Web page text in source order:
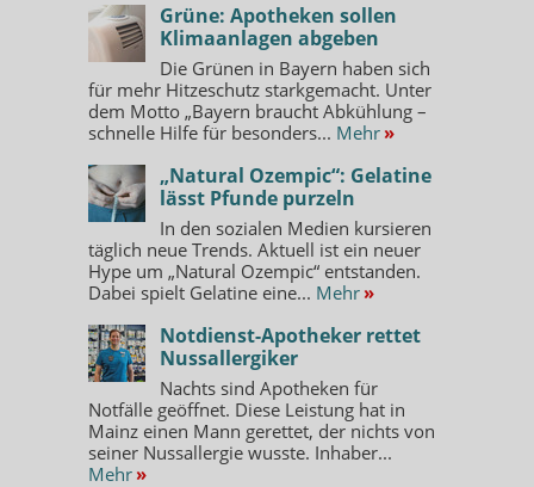
Grüne: Apotheken sollen
Klimaanlagen abgeben
Die Grünen in Bayern haben sich
für mehr Hitzeschutz starkgemacht. Unter
dem Motto „Bayern braucht Abkühlung –
schnelle Hilfe für besonders... Mehr »
„Natural Ozempic“: Gelatine
lässt Pfunde purzeln
In den sozialen Medien kursieren
täglich neue Trends. Aktuell ist ein neuer
Hype um „Natural Ozempic“ entstanden.
Dabei spielt Gelatine eine... Mehr »
Notdienst-Apotheker rettet
Nussallergiker
Nachts sind Apotheken für
Notfälle geöffnet. Diese Leistung hat in
Mainz einen Mann gerettet, der nichts von
seiner Nussallergie wusste. Inhaber...
Mehr »